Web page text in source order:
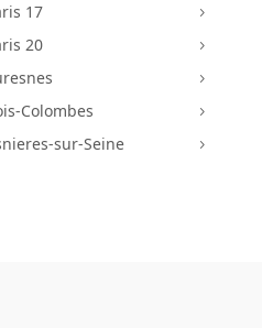
17 5
20 5
5
Colombes 5
sur-Seine 5